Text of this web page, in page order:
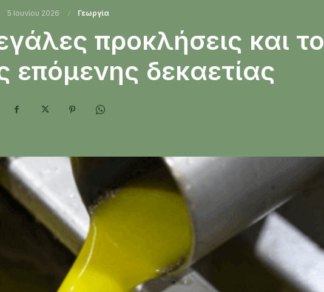
5 Ιουνίου 2026 Γεωργία
προκλήσεις και το
επόμενης δεκαετίας